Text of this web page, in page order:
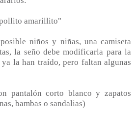
amarillito"
niños y niñas, una camiseta
la seño debe modificarla para la
la han traído, pero faltan algunas
pantalón corto blanco y zapatos
bambas o sandalias)